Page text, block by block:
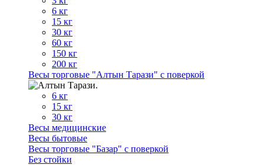
6 кг
15 кг
30 кг
60 кг
150 кг
200 кг
Весы торговые "Алтын Тарази" с поверкой
6 кг
15 кг
30 кг
Весы медицинские
Весы бытовые
Весы торговые "Базар" с поверкой
Без стойки